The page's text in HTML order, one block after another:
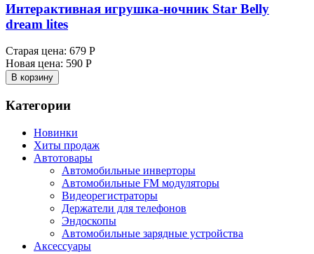
Интерактивная игрушка-ночник Star Belly
dream lites
Старая цена: 679 Р
Новая цена: 590 Р
В корзину
Категории
Новинки
Хиты продаж
Автотовары
Автомобильные инверторы
Автомобильные FM модуляторы
Видеорегистраторы
Держатели для телефонов
Эндоскопы
Автомобильные зарядные устройства
Аксессуары